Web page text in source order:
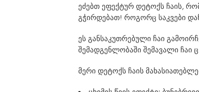
ეძებთ ეფექტურ დეტოქს ჩაის,
გჭირდებათ! როგორც საკვები
ეს განსაკუთრებული ჩაი
შემადგენლობაში შემავალი ჩაი
მერი დეტოქს ჩაის